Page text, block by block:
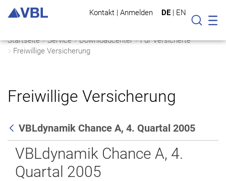
Kontakt | Anmelden DE | EN
Suche
Startseite Service Downloadcenter
Für Versicherte
Freiwillige Versicherung
Freiwillige Versicherung
Zurück
VBLdynamik Chance A, 4. Quartal 2005
VBLdynamik Chance A, 4.
Quartal 2005